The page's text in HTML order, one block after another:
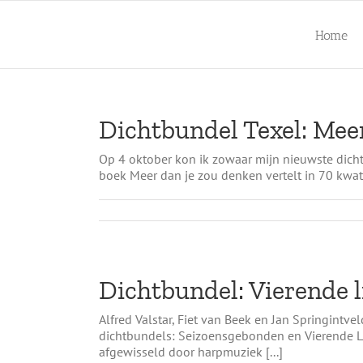
Home
Dichtbundel Texel:
Op 4 oktober kon ik zowaar mijn nieuwste
boek Meer dan je zou denken vertelt in 70
Dichtbundel: Vierende
Alfred Valstar, Fiet van Beek en Jan
dichtbundels: Seizoensgebonden en Vierende
afgewisseld door harpmuziek [...]